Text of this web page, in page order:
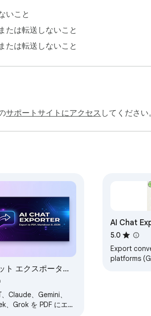
いこと
たは転送しないこと
たは転送しないこと
サポートサイトにアクセス してください。
ト エクスポーター
、Claude、
DeepSeek から
Claude、Gemini、
、Grok を PDF にエク
AI Chat
5.0
Export
platforms